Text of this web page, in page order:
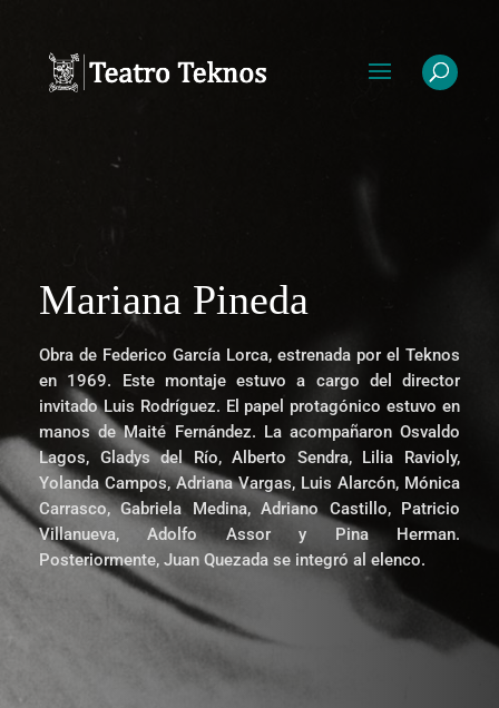
Mariana Pineda
Obra de Federico García Lorca, estrenada por el Teknos
en 1969. Este montaje estuvo a cargo del director
invitado Luis Rodríguez. El papel protagónico estuvo en
manos de Maité Fernández. La acompañaron Osvaldo
Lagos, Gladys del Río, Alberto Sendra, Lilia Ravioly,
Yolanda Campos, Adriana Vargas, Luis Alarcón, Mónica
Carrasco, Gabriela Medina, Adriano Castillo, Patricio
Villanueva, Adolfo Assor y Pina Herman.
Posteriormente, Juan Quezada se integró al elenco.